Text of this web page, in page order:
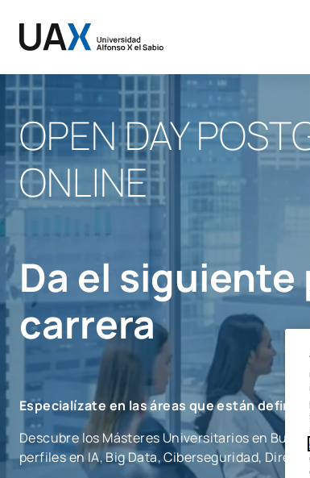
OPEN DAY
ONLINE
Da el siguiente
carrera
Especialízate en las áreas que están
Descubre los Másteres Universitarios en
perfiles en IA, Big Data, Ciberseguridad,